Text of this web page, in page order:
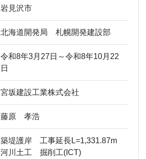
岩見沢市
北海道開発局 札幌開発建設部
令和8年3月27日～令和8年10月22
日
宮坂建設工業株式会社
藤原 孝浩
築堤護岸 工事延長L=1,331.87m
河川土工 掘削工(ICT)